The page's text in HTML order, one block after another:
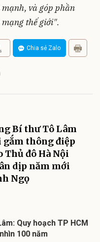
và góp phần
mạng thế giới".
Chia sẻ Zalo
Bí thư Tô Lâm
gắm thông điệp
Thủ đô Hà Nội
dịp năm mới
Ngọ
Quy hoạch TP HCM
100 năm